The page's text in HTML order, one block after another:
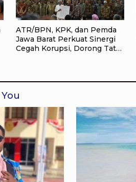
ATR/BPN, KPK, dan Pemda
Jawa Barat Perkuat Sinergi
Cegah Korupsi, Dorong Tata